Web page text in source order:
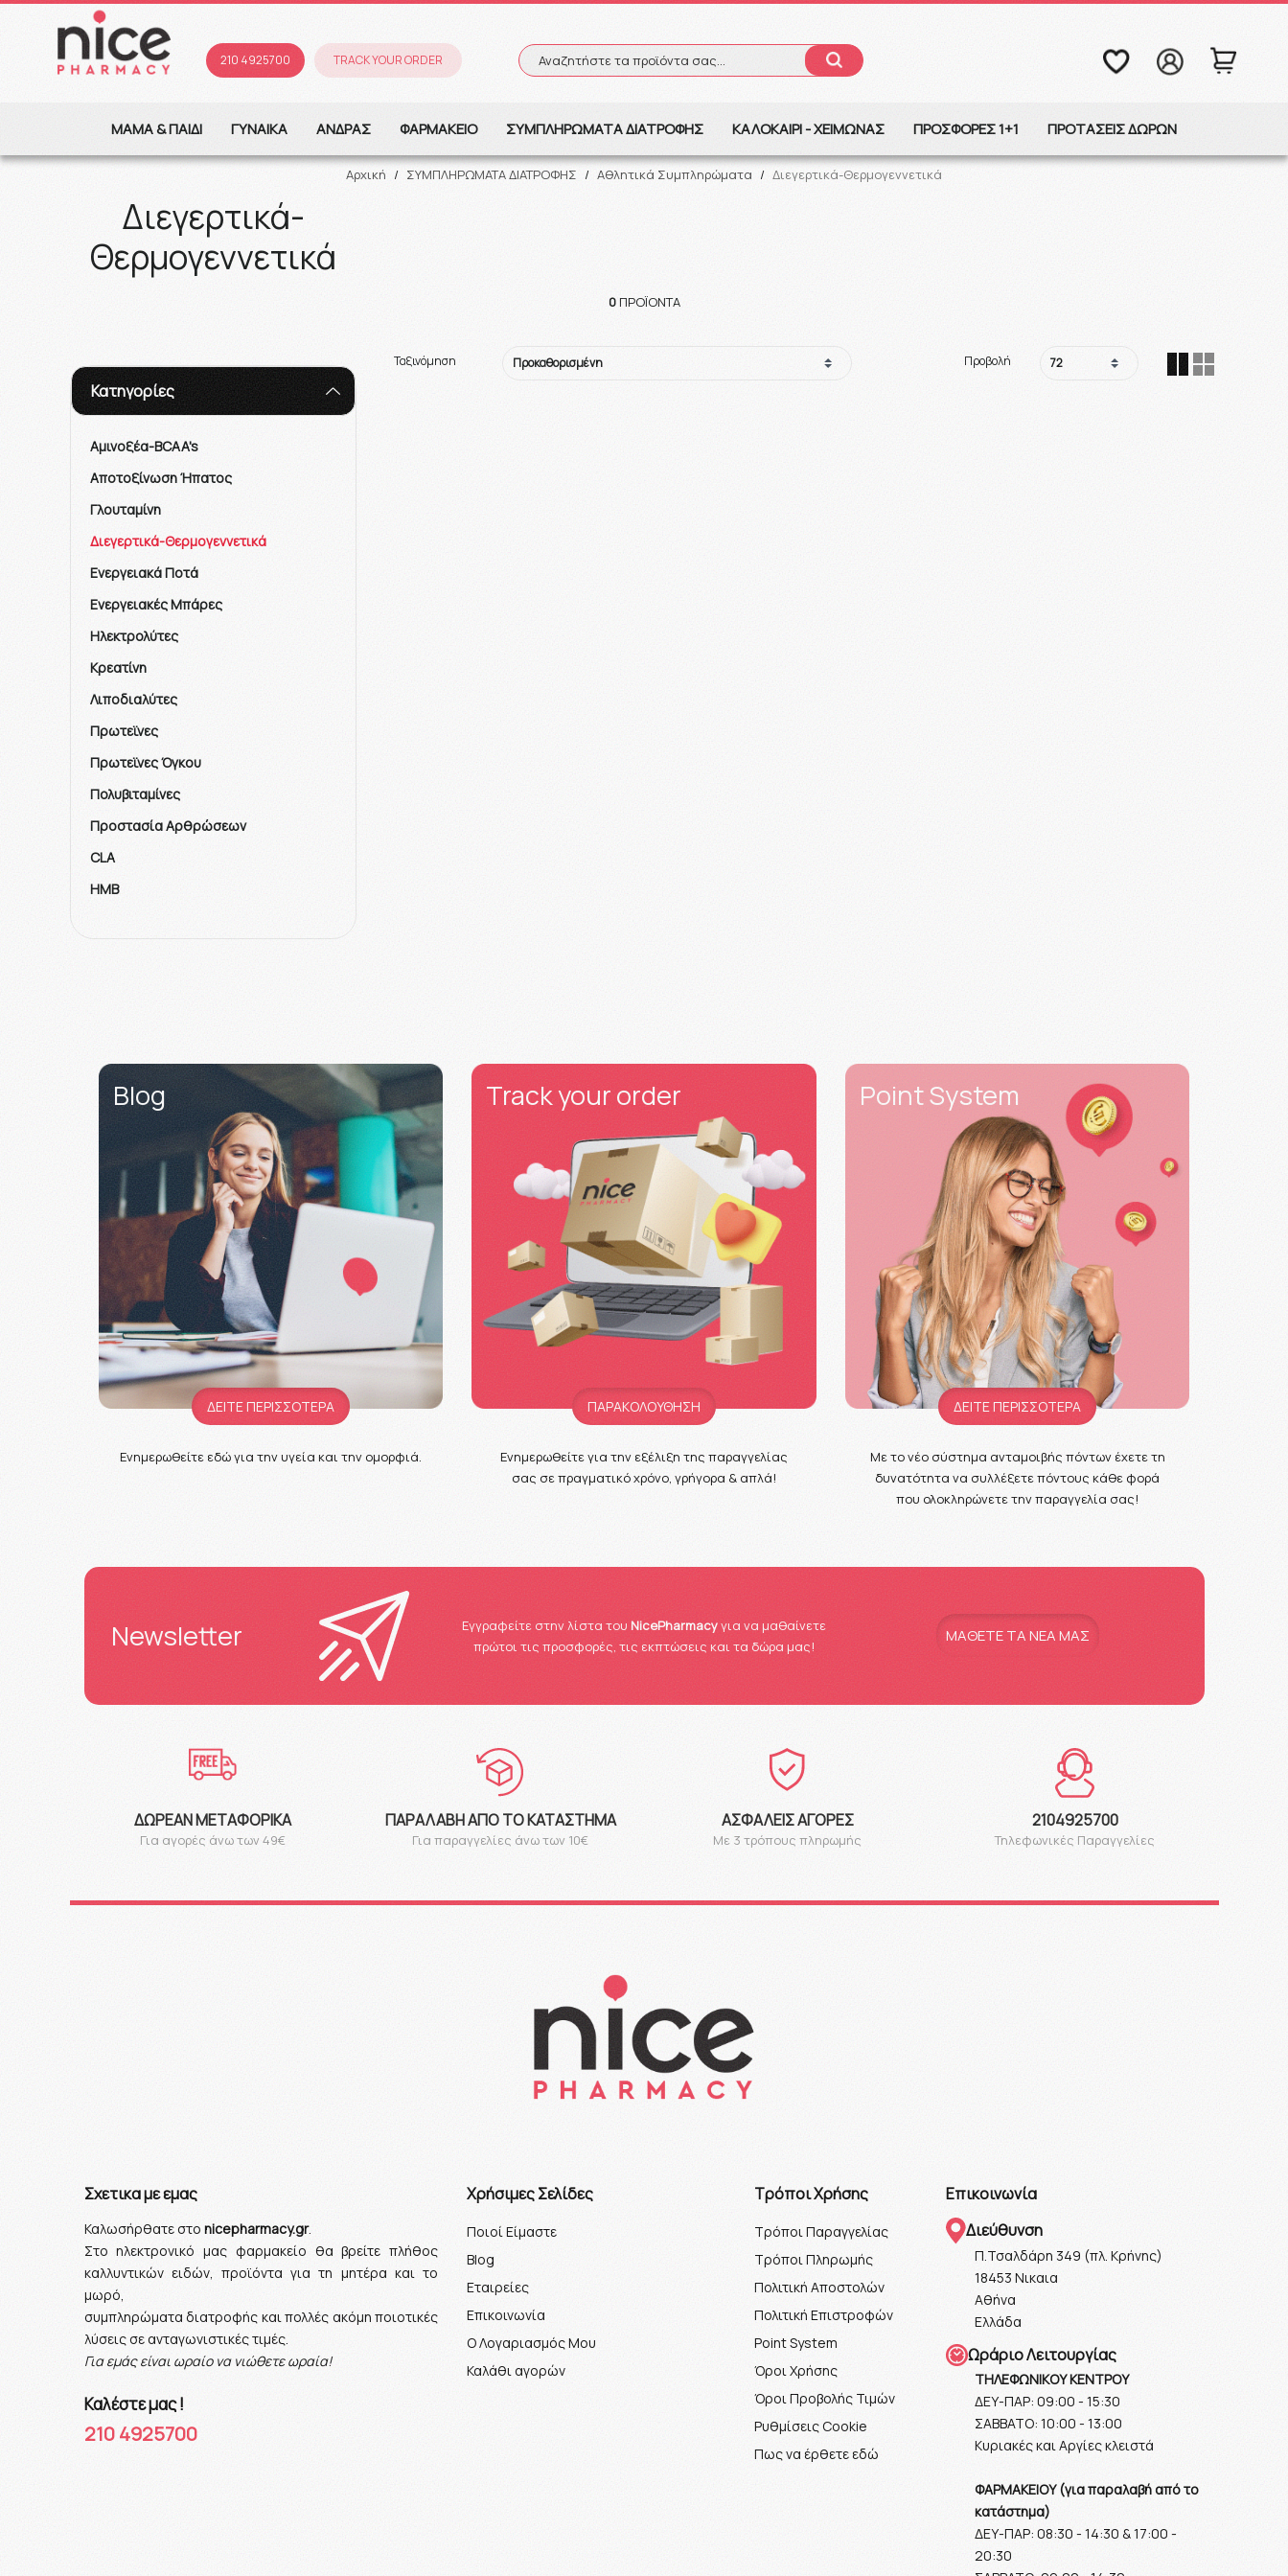
210 4925700 TRACK YOUR ORDER Αναζητήστε τα προϊόντα σας...
ΜΑΜΑ & ΠΑΙΔΙ ΓΥΝΑΙΚΑ ΑΝΔΡΑΣ ΦΑΡΜΑΚΕΙΟ ΣΥΜΠΛΗΡΩΜΑΤΑ ΔΙΑΤΡΟΦΗΣ ΚΑΛΟΚΑΙΡΙ - ΧΕΙΜΩΝΑΣ ΠΡΟΣΦΟΡΕΣ 1+1 ΠΡΟΤΑΣΕΙΣ ΔΩΡΩΝ
Αναζήτηση
Αρχική / ΣΥΜΠΛΗΡΩΜΑΤΑ ΔΙΑΤΡΟΦΗΣ / Αθλητικά Συμπληρώματα / Διεγερτικά-Θερμογεννετικά
Διεγερτικά-
Θερμογεννετικά
0ΠΡΟΪΌΝΤΑ
Κατηγορίες
Αμινοξέα-BCAA's
Αποτοξίνωση Ήπατος
Γλουταμίνη
Διεγερτικά-Θερμογεννετικά
Ενεργειακά Ποτά
Ενεργειακές Μπάρες
Ηλεκτρολύτες
Κρεατίνη
Λιποδιαλύτες
Πρωτεϊνες
Πρωτεϊνες Όγκου
Πολυβιταμίνες
Προστασία Αρθρώσεων
CLA
HMB
Ταξινόμηση Προβολή
Blog
ΔΕΙΤΕ ΠΕΡΙΣΣΟΤΕΡΑ
Ενημερωθείτε εδώ για την υγεία και την ομορφιά.
Track your order
ΠΑΡΑΚΟΛΟΥΘΗΣΗ
Ενημερωθείτε για την εξέλιξη της παραγγελίας
σας σε πραγματικό χρόνο, γρήγορα & απλά!
Point System
ΔΕΙΤΕ ΠΕΡΙΣΣΟΤΕΡΑ
Με το νέο σύστημα ανταμοιβής πόντων έχετε τη
δυνατότητα να συλλέξετε πόντους κάθε φορά
που ολοκληρώνετε την παραγγελία σας!
Newsletter Eγγραφείτε στην λίστα του NicePharmacyγια να μαθαίνετε
πρώτοι τις προσφορές, τις εκπτώσεις και τα δώρα μας!
MAΘΕΤΕ ΤΑ ΝΕΑ ΜΑΣ
ΔΩΡΕΆΝ ΜΕΤΑΦΟΡΙΚΆ
Για αγορές άνω των 49€
ΠΑΡΑΛΑΒΉ ΑΠΌ ΤΟ ΚΑΤΆΣΤΗΜΑ
Για παραγγελίες άνω των 10€
ΑΣΦΑΛΕΊΣ ΑΓΟΡΈΣ
Με 3 τρόπους πληρωμής
2104925700
Τηλεφωνικές Παραγγελίες
Σχετικα με εμας
Καλωσήρθατε στο nicepharmacy.gr.
Στο ηλεκτρονικό μας φαρμακείο θα βρείτε πλήθος
καλλυντικών ειδών, προϊόντα για τη μητέρα και το
μωρό,
συμπληρώματα διατροφής και πολλές ακόμη ποιοτικές
λύσεις σε ανταγωνιστικές τιμές.
Για εμάς είναι ωραίο να νιώθετε ωραία!
Καλέστε μας !
210 4925700
Xρήσιμες Σελίδες
Ποιοί Είμαστε
Blog
Εταιρείες
Επικοινωνία
Ο Λογαριασμός Μου
Καλάθι αγορών
Τρόποι Χρήσης
Τρόποι Παραγγελίας
Τρόποι Πληρωμής
Πολιτική Αποστολών
Πολιτική Επιστροφών
Point System
Όροι Χρήσης
Όροι Προβολής Τιμών
Ρυθμίσεις Cookie
Πως να έρθετε εδώ
Επικοινωνία
Διεύθυνση
Π.Τσαλδάρη 349 (πλ. Κρήνης)
18453 Νικαια
Αθήνα
Ελλάδα
Ωράριο Λειτουργίας
ΤΗΛΕΦΩΝΙΚΟΥ ΚΕΝΤΡΟΥ
ΔΕΥ-ΠΑΡ: 09:00 - 15:30
ΣΑΒΒΑΤΟ: 10:00 - 13:00
Κυριακές και Αργίες κλειστά
ΦΑΡΜΑΚΕΙΟΥ (για παραλαβή από το
κατάστημα)
ΔΕΥ-ΠΑΡ: 08:30 - 14:30 & 17:00 -
20:30